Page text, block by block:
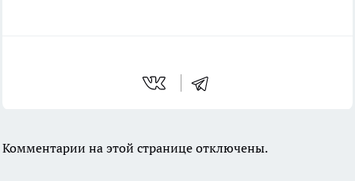
Комментарии на этой странице отключены.